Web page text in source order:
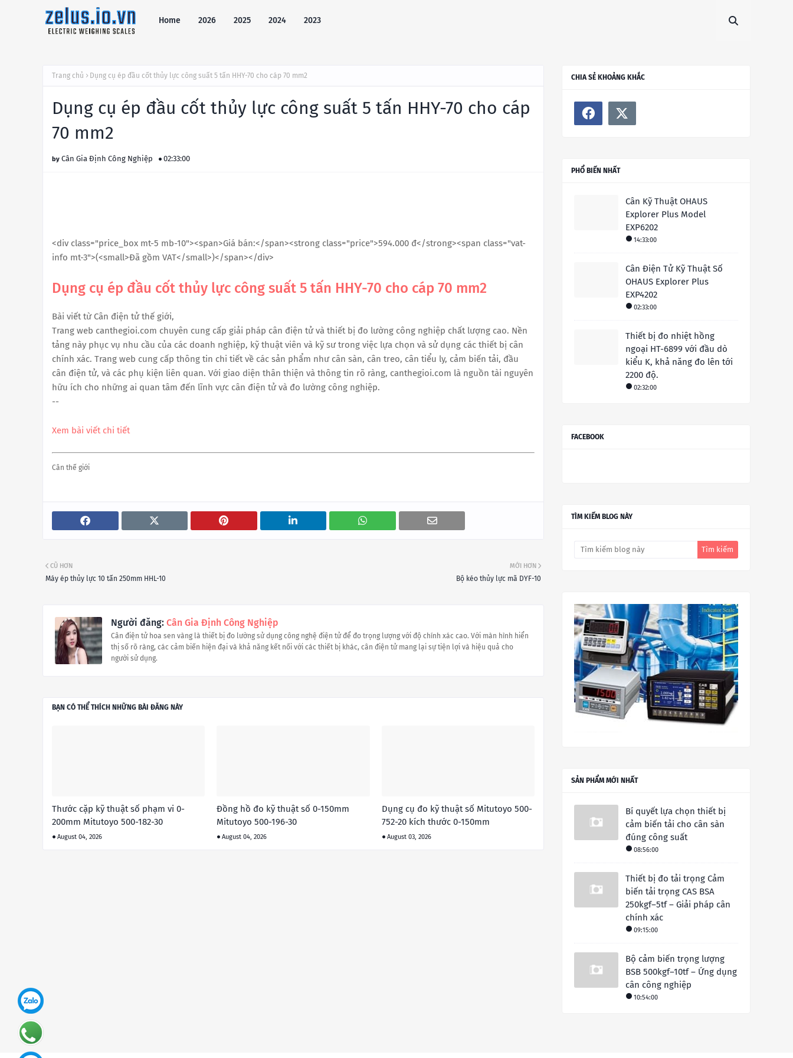
Home 2026 2025 2024 2023
Trang chủ Dụng cụ ép đầu cốt thủy lực công suất 5 tấn HHY-70 cho cáp 70 mm2
Dụng cụ ép đầu cốt thủy lực công suất 5 tấn HHY-70 cho cáp
70 mm2
Cân Gia Định Công Nghiệp 02:33:00
<div class="price_box mt-5 mb-10"><span>Giá bán:</span><strong class="price">594.000 đ</strong><span class="vat-
info mt-3">(<small>Đã gồm VAT</small>)</span></div>
Dụng cụ ép đầu cốt thủy lực công suất 5 tấn HHY-70 cho cáp 70 mm2
Bài viết từ Cân điện tử thế giới,
Trang web canthegioi.com chuyên cung cấp giải pháp cân điện tử và thiết bị đo lường công nghiệp chất lượng cao. Nền
tảng này phục vụ nhu cầu của các doanh nghiệp, kỹ thuật viên và kỹ sư trong việc lựa chọn và sử dụng các thiết bị cân
chính xác. Trang web cung cấp thông tin chi tiết về các sản phẩm như cân sàn, cân treo, cân tiểu ly, cảm biến tải, đầu
cân điện tử, và các phụ kiện liên quan. Với giao diện thân thiện và thông tin rõ ràng, canthegioi.com là nguồn tài nguyên
hữu ích cho những ai quan tâm đến lĩnh vực cân điện tử và đo lường công nghiệp.
--
Xem bài viết chi tiết
Cân thế giới
MỚI HƠN
Bộ kéo thủy lực mã DYF-10
CŨ HƠN
Máy ép thủy lực 10 tấn 250mm HHL-10
Người đăng: Cân Gia Định Công Nghiệp
Cân điện tử hoa sen vàng là thiết bị đo lường sử dụng công nghệ điện tử để đo trọng lượng với độ chính xác cao. Với màn hình hiển
thị số rõ ràng, các cảm biến hiện đại và khả năng kết nối với các thiết bị khác, cân điện tử mang lại sự tiện lợi và hiệu quả cho
người sử dụng.
BẠN CÓ THỂ THÍCH NHỮNG BÀI ĐĂNG NÀY
Thước cặp kỹ thuật số phạm vi 0-
200mm Mitutoyo 500-182-30
August 04, 2026
Đồng hồ đo kỹ thuật số 0-150mm
Mitutoyo 500-196-30
August 04, 2026
Dụng cụ đo kỹ thuật số Mitutoyo 500-
752-20 kích thước 0-150mm
August 03, 2026
CHIA SẺ KHOẢNG KHẮC
PHỔ BIẾN NHẤT
Cân Kỹ Thuật OHAUS
Explorer Plus Model
EXP6202
14:33:00
Cân Điện Tử Kỹ Thuật Số
OHAUS Explorer Plus
EXP4202
02:33:00
Thiết bị đo nhiệt hồng
ngoại HT-6899 với đầu dò
kiểu K, khả năng đo lên tới
2200 độ.
02:32:00
FACEBOOK
TÌM KIẾM BLOG NÀY
SẢN PHẨM MỚI NHẤT
Bí quyết lựa chọn thiết bị
cảm biến tải cho cân sàn
đúng công suất
08:56:00
Thiết bị đo tải trọng Cảm
biến tải trọng CAS BSA
250kgf–5tf – Giải pháp cân
chính xác
09:15:00
Bộ cảm biến trọng lượng
BSB 500kgf–10tf – Ứng dụng
cân công nghiệp
10:54:00